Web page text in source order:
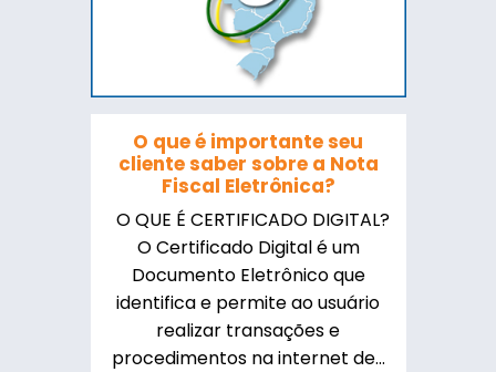
O que é importante seu
cliente saber sobre a Nota
Fiscal Eletrônica?
O QUE É CERTIFICADO DIGITAL?
O Certificado Digital é um
Documento Eletrônico que
identifica e permite ao usuário
realizar transações e
procedimentos na internet de...